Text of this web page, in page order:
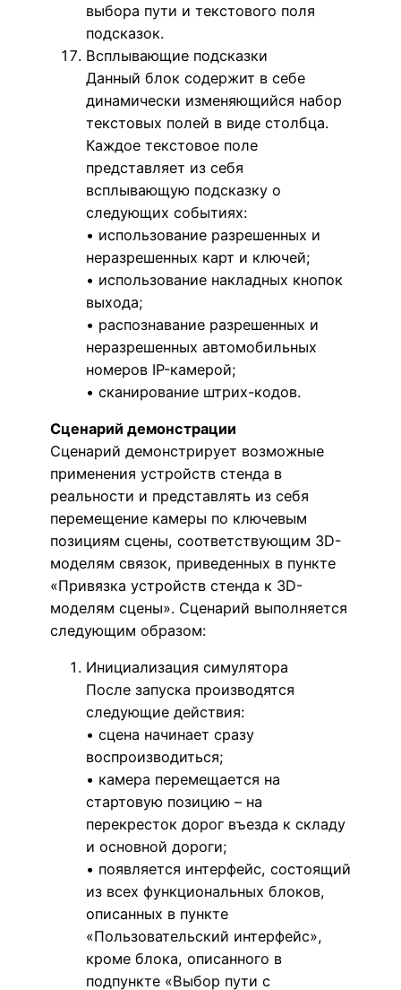
выбора пути и текстового поля
подсказок.
Всплывающие подсказки
Данный блок содержит в себе
динамически изменяющийся набор
текстовых полей в виде столбца.
Каждое текстовое поле
представляет из себя
всплывающую подсказку о
следующих событиях:
• использование разрешенных и
неразрешенных карт и ключей;
• использование накладных кнопок
выхода;
• распознавание разрешенных и
неразрешенных автомобильных
номеров IP-камерой;
• сканирование штрих-кодов.
Сценарий демонстрации
Сценарий демонстрирует возможные
применения устройств стенда в
реальности и представлять из себя
перемещение камеры по ключевым
позициям сцены, соответствующим 3D-
моделям связок, приведенных в пункте
«Привязка устройств стенда к 3D-
моделям сцены». Сценарий выполняется
следующим образом:
Инициализация симулятора
После запуска производятся
следующие действия:
• сцена начинает сразу
воспроизводиться;
• камера перемещается на
стартовую позицию – на
перекресток дорог въезда к складу
и основной дороги;
• появляется интерфейс, состоящий
из всех функциональных блоков,
описанных в пункте
«Пользовательский интерфейс»,
кроме блока, описанного в
подпункте «Выбор пути с